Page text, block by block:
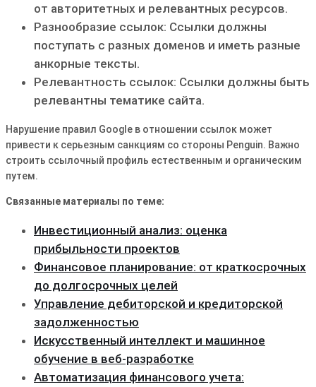
от авторитетных и релевантных ресурсов․
Разнообразие ссылок: Ссылки должны
поступать с разных доменов и иметь разные
анкорные тексты․
Релевантность ссылок: Ссылки должны быть
релевантны тематике сайта․
Нарушение правил Google в отношении ссылок может
привести к серьезным санкциям со стороны Penguin․ Важно
строить ссылочный профиль естественным и органическим
путем․
Связанные материалы по теме:
Инвестиционный анализ: оценка
прибыльности проектов
Финансовое планирование: от краткосрочных
до долгосрочных целей
Управление дебиторской и кредиторской
задолженностью
Искусственный интеллект и машинное
обучение в веб-разработке
Автоматизация финансового учета: